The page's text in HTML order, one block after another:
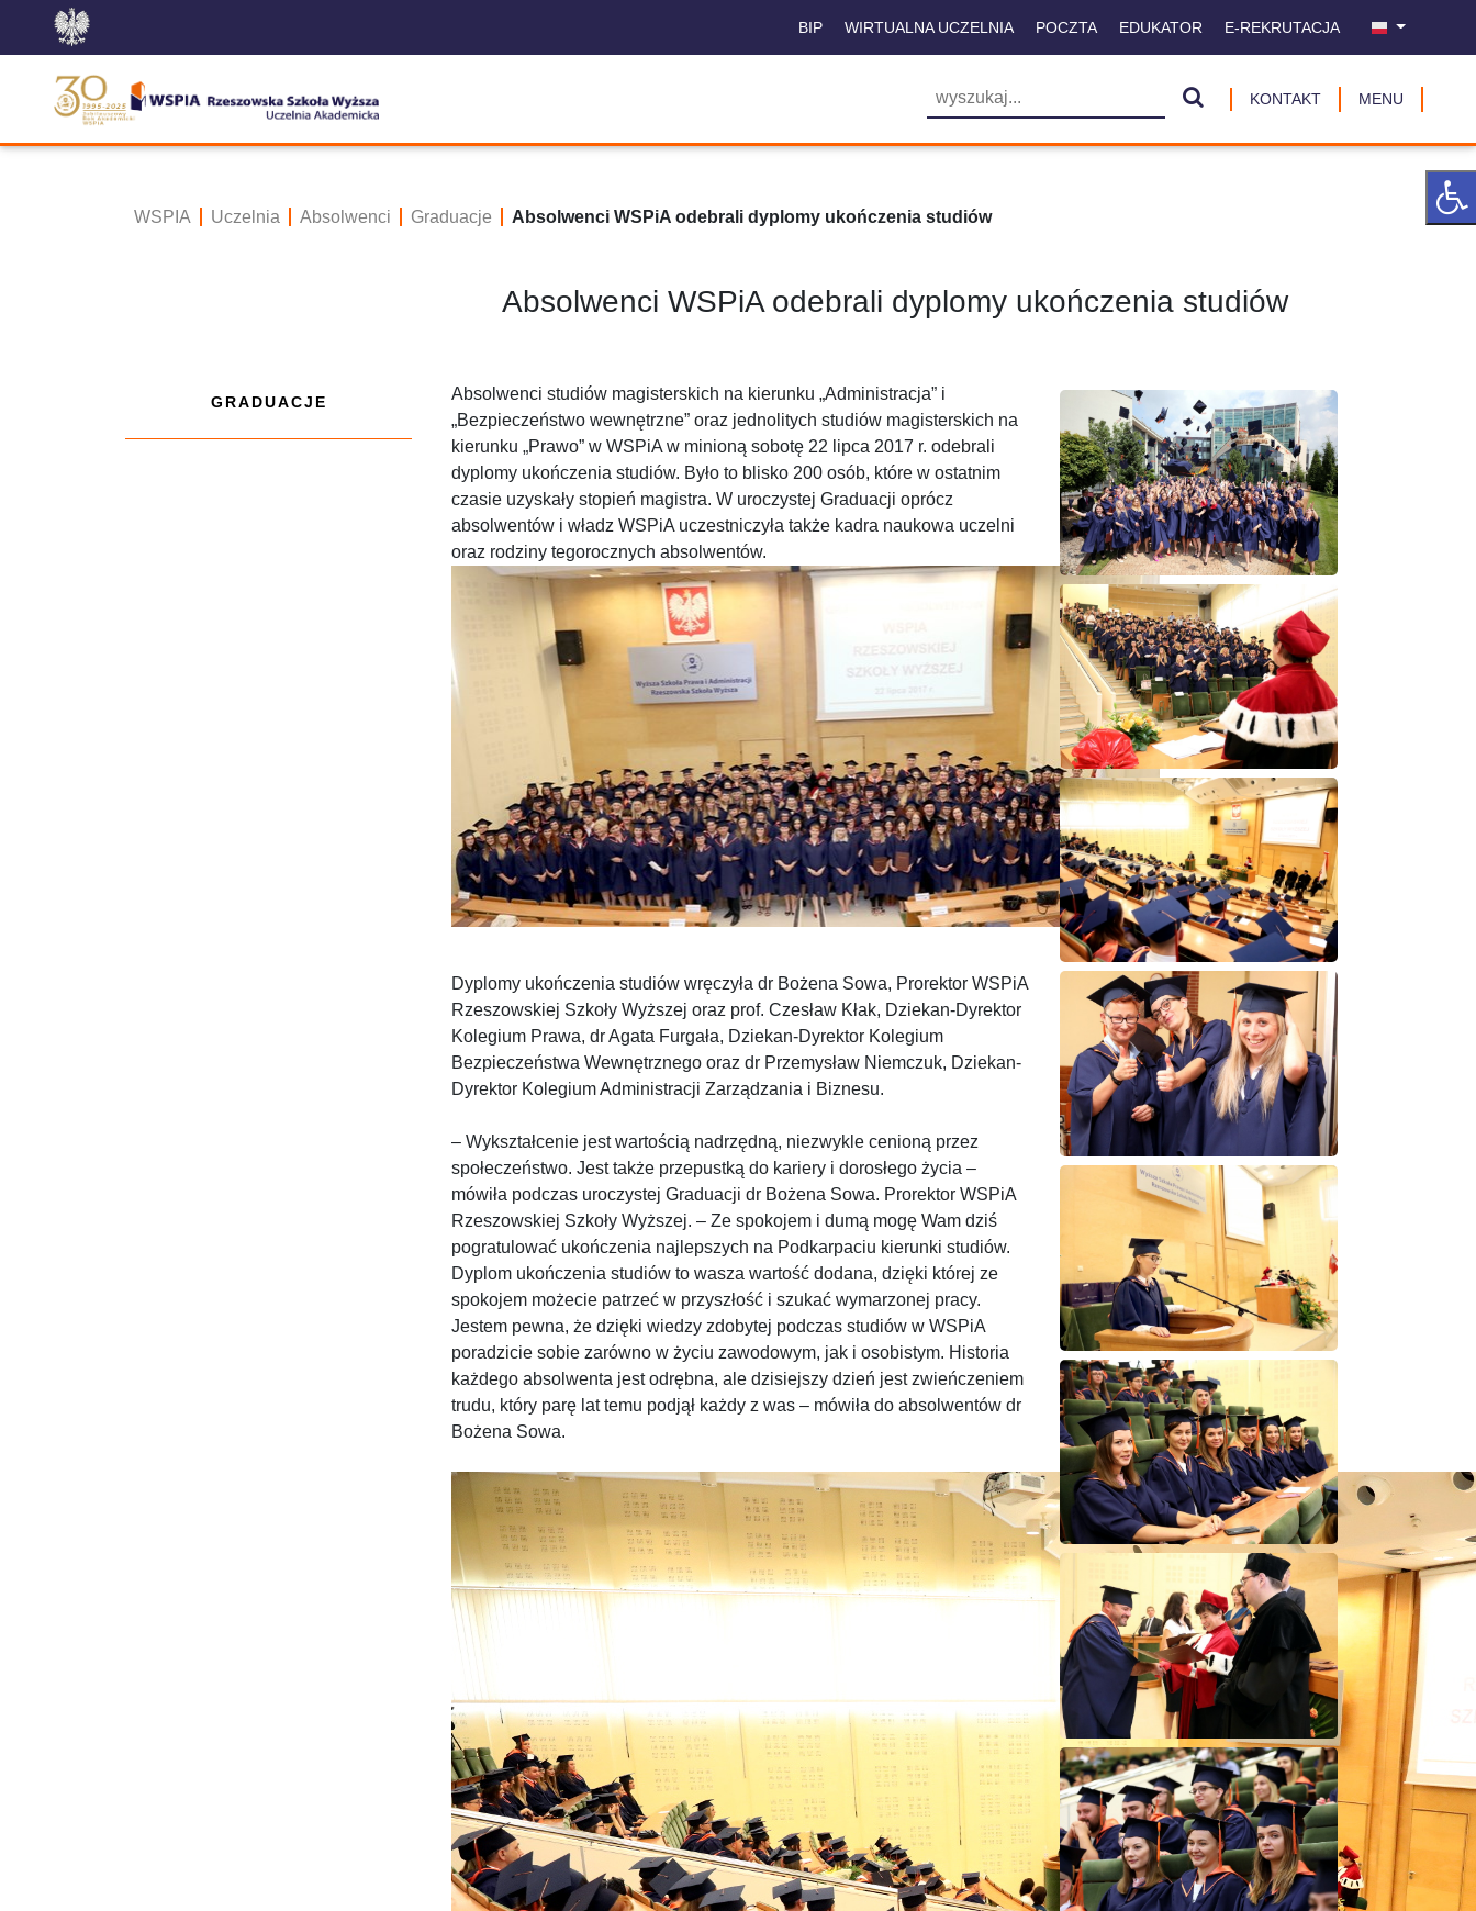
BIP WIRTUALNA UCZELNIA POCZTA EDUKATOR E-REKRUTACJA
KONTAKT MENU
WSPIA Uczelnia Absolwenci Graduacje Absolwenci WSPiA odebrali dyplomy ukończenia studiów
GRADUACJE
Absolwenci WSPiA odebrali dyplomy ukończenia studiów
Absolwenci studiów magisterskich na kierunku „Administracja” i
„Bezpieczeństwo wewnętrzne” oraz jednolitych studiów magisterskich na
kierunku „Prawo” w WSPiA w minioną sobotę 22 lipca 2017 r. odebrali
dyplomy ukończenia studiów. Było to blisko 200 osób, które w ostatnim
czasie uzyskały stopień magistra. W uroczystej Graduacji oprócz
absolwentów i władz WSPiA uczestniczyła także kadra naukowa uczelni
oraz rodziny tegorocznych absolwentów.
Dyplomy ukończenia studiów wręczyła dr Bożena Sowa, Prorektor WSPiA
Rzeszowskiej Szkoły Wyższej oraz prof. Czesław Kłak, Dziekan-Dyrektor
Kolegium Prawa, dr Agata Furgała, Dziekan-Dyrektor Kolegium
Bezpieczeństwa Wewnętrznego oraz dr Przemysław Niemczuk, Dziekan-
Dyrektor Kolegium Administracji Zarządzania i Biznesu.
– Wykształcenie jest wartością nadrzędną, niezwykle cenioną przez
społeczeństwo. Jest także przepustką do kariery i dorosłego życia –
mówiła podczas uroczystej Graduacji dr Bożena Sowa. Prorektor WSPiA
Rzeszowskiej Szkoły Wyższej. – Ze spokojem i dumą mogę Wam dziś
pogratulować ukończenia najlepszych na Podkarpaciu kierunki studiów.
Dyplom ukończenia studiów to wasza wartość dodana, dzięki której ze
spokojem możecie patrzeć w przyszłość i szukać wymarzonej pracy.
Jestem pewna, że dzięki wiedzy zdobytej podczas studiów w WSPiA
poradzicie sobie zarówno w życiu zawodowym, jak i osobistym. Historia
każdego absolwenta jest odrębna, ale dzisiejszy dzień jest zwieńczeniem
trudu, który parę lat temu podjął każdy z was – mówiła do absolwentów dr
Bożena Sowa.